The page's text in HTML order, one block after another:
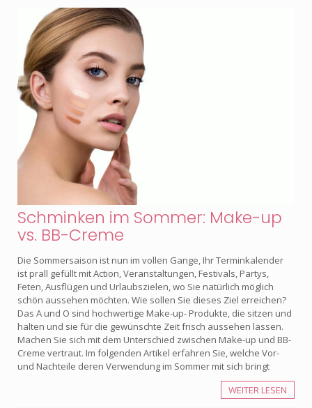
Schminken im Sommer: Make-up
vs. BB-Creme
Die Sommersaison ist nun im vollen Gange, Ihr Terminkalender
ist prall gefüllt mit Action, Veranstaltungen, Festivals, Partys,
Feten, Ausflügen und Urlaubszielen, wo Sie natürlich möglich
schön aussehen möchten. Wie sollen Sie dieses Ziel erreichen?
Das A und O sind hochwertige Make-up- Produkte, die sitzen und
halten und sie für die gewünschte Zeit frisch aussehen lassen.
Machen Sie sich mit dem Unterschied zwischen Make-up und BB-
Creme vertraut. Im folgenden Artikel erfahren Sie, welche Vor-
und Nachteile deren Verwendung im Sommer mit sich bringt
WEITER LESEN